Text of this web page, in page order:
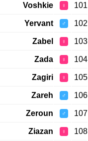
101
♀
Voshkie
102
♂
Yervant
103
♀
Zabel
104
♀
Zada
105
♀
Zagiri
106
♂
Zareh
107
♂
Zeroun
108
♀
Ziazan